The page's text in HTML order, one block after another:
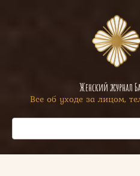
Женский журнал
Все об уходе за лицом,
Поиск: